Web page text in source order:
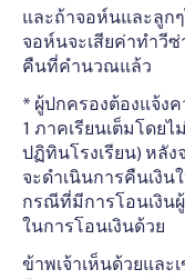
และถ้าจอห์นและลูก
จอห์นจะเสียค่าทําวีซ่
คืนที่คํานวณแล้ว
* ผู้ปกครองต้องแจ้ง
1 ภาคเรียนเต็มโดย
ปฏิทินโรงเรียน) หลัง
จะดําเนินการคืนเงิน
กรณีที่มีการโอนเงิน
ในการโอนเงินด้วย
ข้าพเจ้าเห็นด้วยและ